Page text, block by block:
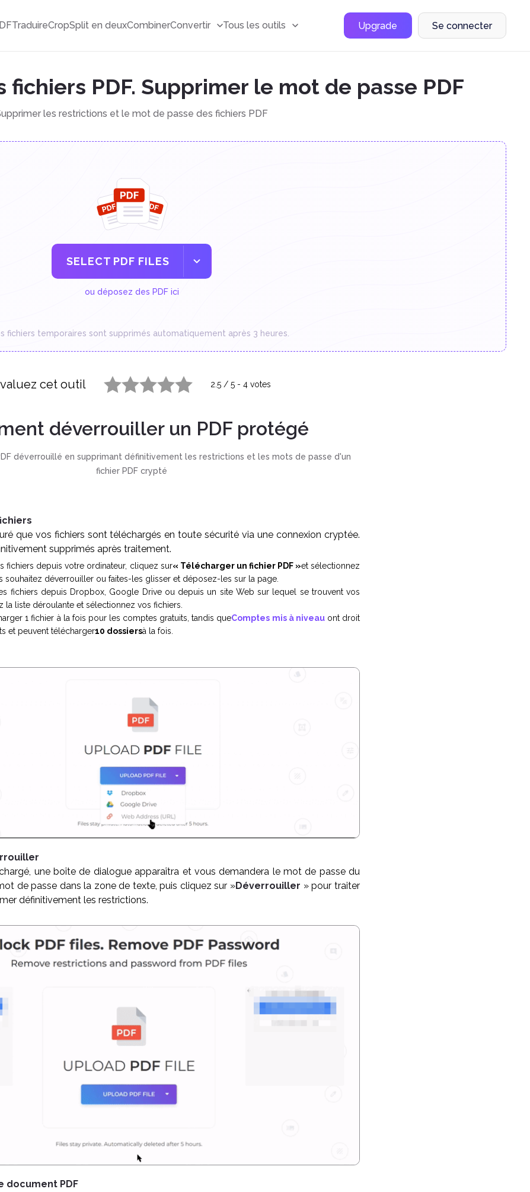
TraduireCropSplit en deuxCombinerConvertir Tous les outils Upgrade Se connecter
PDF. Supprimer le mot de passe PDF
les restrictions et le mot de passe des fichiers PDF
SELECT PDF FILES
ou déposez des PDF ici
fichiers temporaires sont supprimés automatiquement après 3 heures.
cet outil 2.5/ 5- 4votes
déverrouiller un PDF protégé
déverrouillé en supprimant définitivement les restrictions et les mots de passe d'un
fichier PDF crypté
que vos fichiers sont téléchargés en toute sécurité via une connexion cryptée.
supprimés après traitement.
fichiers depuis votre ordinateur, cliquez sur« Télécharger un fichier PDF »et sélectionnez
souhaitez déverrouiller ou faites-les glisser et déposez-les sur la page.
fichiers depuis Dropbox, Google Drive ou depuis un site Web sur lequel se trouvent vos
la liste déroulante et sélectionnez vos fichiers.
1 fichier à la fois pour les comptes gratuits, tandis queComptes mis à niveauont droit
et peuvent télécharger10 dossiersà la fois.
une boîte de dialogue apparaîtra et vous demandera le mot de passe du
de passe dans la zone de texte, puis cliquez sur »Déverrouiller » pour traiter
définitivement les restrictions.
document PDF